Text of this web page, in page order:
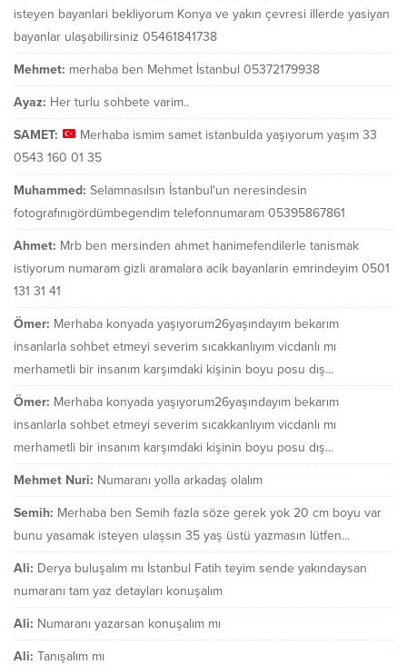
isteyen bayanlari bekliyorum Konya ve yakın çevresi illerde yasiyan
bayanlar ulaşabilirsiniz 05461841738
Mehmet: merhaba ben Mehmet İstanbul 05372179938
Ayaz: Her turlu sohbete varim..
SAMET:
Merhaba ismim samet istanbulda yaşıyorum yaşım 33
0543 160 01 35
Muhammed: Selamnasılsın İstanbul'un neresindesin
fotografınıgördümbegendim telefonnumaram 05395867861
Ahmet: Mrb ben mersinden ahmet hanimefendilerle tanismak
istiyorum numaram gizli aramalara acik bayanlarin emrindeyim 0501
131 31 41
Ömer: Merhaba konyada yaşıyorum26yaşındayım bekarım
insanlarla sohbet etmeyi severim sıcakkanlıyım vicdanlı mı
merhametli bir insanım karşımdaki kişinin boyu posu dış...
Ömer: Merhaba konyada yaşıyorum26yaşındayım bekarım
insanlarla sohbet etmeyi severim sıcakkanlıyım vicdanlı mı
merhametli bir insanım karşımdaki kişinin boyu posu dış...
Mehmet Nuri: Numaranı yolla arkadaş olalım
Semih: Merhaba ben Semih fazla söze gerek yok 20 cm boyu var
bunu yasamak isteyen ulaşsın 35 yaş üstü yazmasın lütfen...
Ali: Derya buluşalım mı İstanbul Fatih teyim sende yakındaysan
numaranı tam yaz detayları konuşalım
Ali: Numaranı yazarsan konuşalım mı
Ali: Tanışalım mı